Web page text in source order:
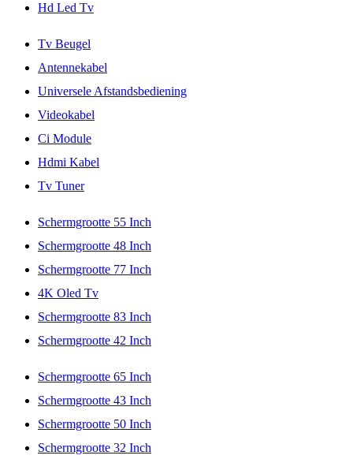
Hd Led Tv
Tv Beugel
Antennekabel
Universele Afstandsbediening
Videokabel
Ci Module
Hdmi Kabel
Tv Tuner
Schermgrootte 55 Inch
Schermgrootte 48 Inch
Schermgrootte 77 Inch
4K Oled Tv
Schermgrootte 83 Inch
Schermgrootte 42 Inch
Schermgrootte 65 Inch
Schermgrootte 43 Inch
Schermgrootte 50 Inch
Schermgrootte 32 Inch